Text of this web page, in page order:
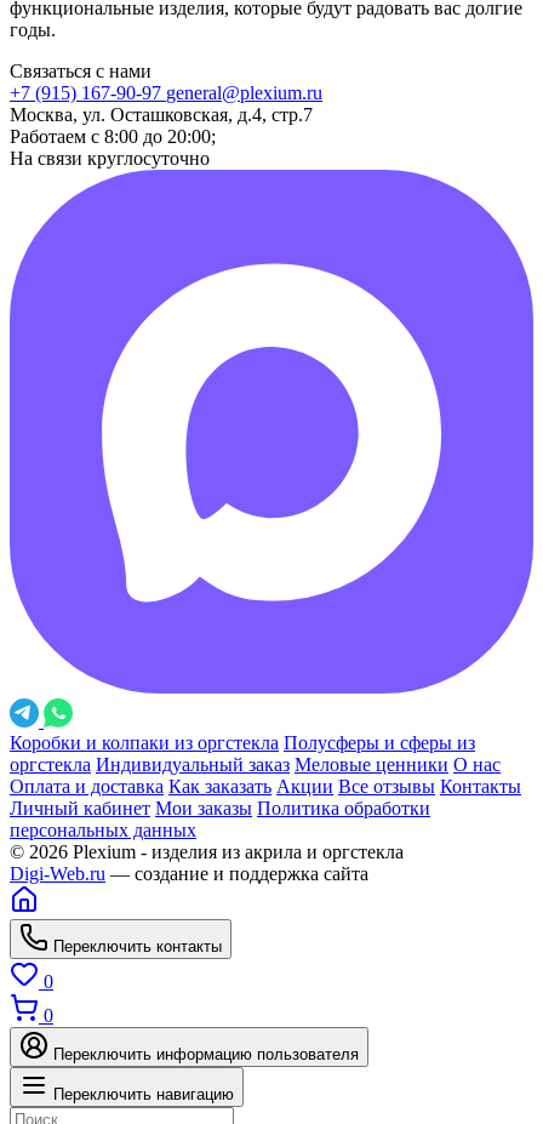
функциональные изделия, которые будут радовать вас долгие
годы.
Связаться с нами
+7 (915) 167-90-97 general@plexium.ru
Москва, ул. Осташковская, д.4, стр.7
Работаем с 8:00 до 20:00;
На связи круглосуточно
Коробки и колпаки из оргстекла Полусферы и сферы из
оргстекла Индивидуальный заказ Меловые ценники О нас
Оплата и доставка Как заказать Акции Все отзывы Контакты
Личный кабинет Мои заказы Политика обработки
персональных данных
© 2026 Plexium - изделия из акрила и оргстекла
Digi-Web.ru — создание и поддержка сайта
Переключить контакты
0
0
Переключить информацию пользователя
Переключить навигацию